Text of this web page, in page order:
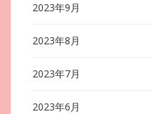
2023年9月
2023年8月
2023年7月
2023年6月